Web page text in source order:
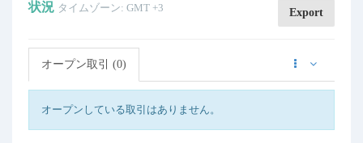
状況 タイムゾーン: GMT +3 Export
オープン取引 (0)
オープンしている取引はありません。